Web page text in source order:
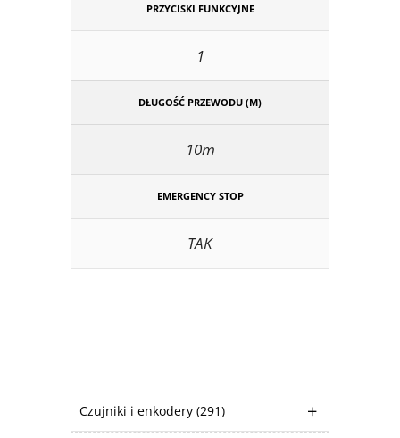
Czujniki i enkodery (291)
PRZYCISKI FUNKCYJNE
1
DŁUGOŚĆ PRZEWODU (M)
10m
EMERGENCY STOP
TAK